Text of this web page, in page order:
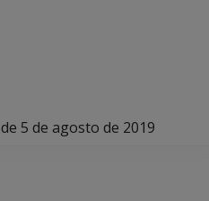
5 de agosto de 2019